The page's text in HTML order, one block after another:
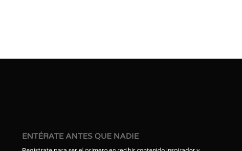
ENTÉRATE ANTES QUE NADIE